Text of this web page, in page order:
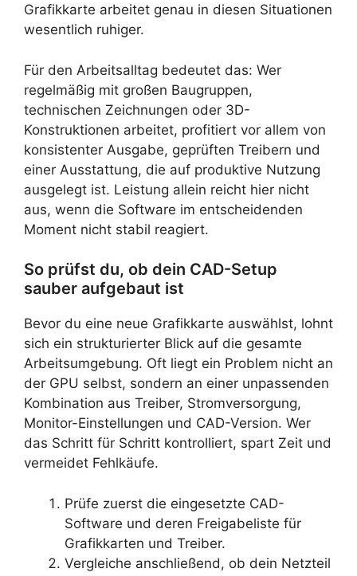
Grafikkarte arbeitet genau in diesen Situationen
wesentlich ruhiger.
Für den Arbeitsalltag bedeutet das: Wer
regelmäßig mit großen Baugruppen,
technischen Zeichnungen oder 3D-
Konstruktionen arbeitet, profitiert vor allem von
konsistenter Ausgabe, geprüften Treibern und
einer Ausstattung, die auf produktive Nutzung
ausgelegt ist. Leistung allein reicht hier nicht
aus, wenn die Software im entscheidenden
Moment nicht stabil reagiert.
So prüfst du, ob dein CAD-Setup
sauber aufgebaut ist
Bevor du eine neue Grafikkarte auswählst, lohnt
sich ein strukturierter Blick auf die gesamte
Arbeitsumgebung. Oft liegt ein Problem nicht an
der GPU selbst, sondern an einer unpassenden
Kombination aus Treiber, Stromversorgung,
Monitor-Einstellungen und CAD-Version. Wer
das Schritt für Schritt kontrolliert, spart Zeit und
vermeidet Fehlkäufe.
Prüfe zuerst die eingesetzte CAD-
Software und deren Freigabeliste für
Grafikkarten und Treiber.
Vergleiche anschließend, ob dein Netzteil